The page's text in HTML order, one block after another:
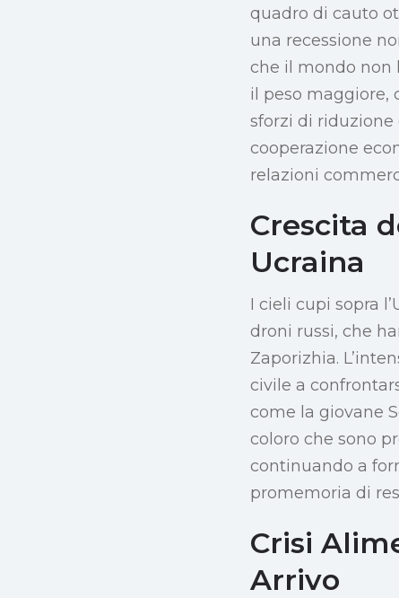
quadro di cauto
una recessione
che il mondo non
il peso maggiore,
sforzi di riduzione
cooperazione
relazioni
Crescita
Ucraina
I cieli cupi sopra
droni russi, che
Zaporizhia.
civile a
come la giovane
coloro che sono
continuando a
promemoria di
Crisi
Arrivo